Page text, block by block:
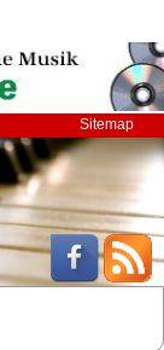
Sitemap